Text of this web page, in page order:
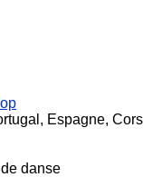
Espagne,
danse